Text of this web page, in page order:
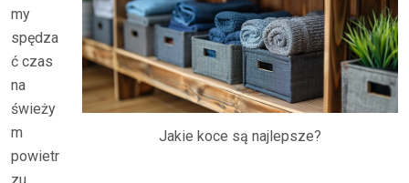
Jakie koce są najlepsze?
my
spędza
ć czas
na
świeży
m
powietr